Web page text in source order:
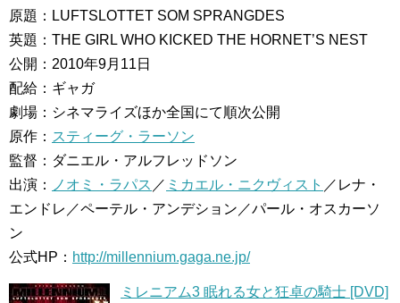
原題：LUFTSLOTTET SOM SPRANGDES
英題：THE GIRL WHO KICKED THE HORNET’S NEST
公開：2010年9月11日
配給：ギャガ
劇場：シネマライズほか全国にて順次公開
原作： スティーグ・ラーソン
監督：ダニエル・アルフレッドソン
出演：
ノオミ・ラパス ／ ミカエル・ニクヴィスト ／レナ・
エンドレ／ペーテル・アンデション／パール・オスカーソ
ン
公式HP： http://millennium.gaga.ne.jp/
ミレニアム3 眠れる女と狂卓の騎士 [DVD]